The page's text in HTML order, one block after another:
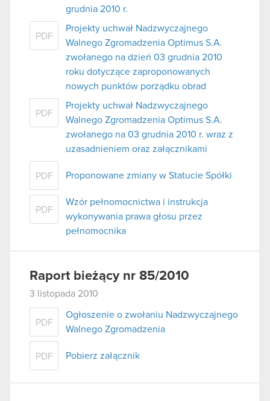
grudnia 2010 r.
PDF
Projekty uchwał Nadzwyczajnego
Walnego Zgromadzenia Optimus S.A.
zwołanego na dzień 03 grudnia 2010
roku dotyczące zaproponowanych
nowych punktów porządku obrad
PDF
Projekty uchwał Nadzwyczajnego
Walnego Zgromadzenia Optimus S.A.
zwołanego na 03 grudnia 2010 r. wraz z
uzasadnieniem oraz załącznikami
PDF Proponowane zmiany w Statucie Spółki
PDF
Wzór pełnomocnictwa i instrukcja
wykonywania prawa głosu przez
pełnomocnika
Raport bieżący nr 85/2010
3 listopada 2010
PDF
Ogłoszenie o zwołaniu Nadzwyczajnego
Walnego Zgromadzenia
PDF Pobierz załącznik